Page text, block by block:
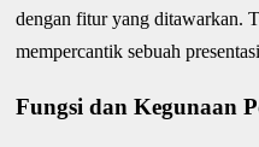
dengan fitur yang ditawarkan.
mempercantik sebuah
Fungsi dan Kegunaan